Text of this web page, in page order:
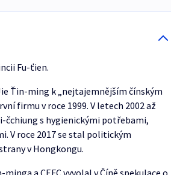
Fu-ťien.
Ťin-ming k „nejtajemnějším čínským
firmu v roce 1999. V letech 2002 až
čchiung s hygienickými potřebami,
V roce 2017 se stal politickým
v Hongkongu.